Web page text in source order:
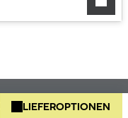
LIEFEROPTIONEN